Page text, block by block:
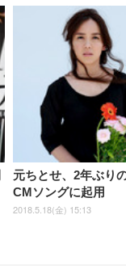
元ちとせ、2年ぶり
CMソングに起用
2018.5.18(金) 15:13